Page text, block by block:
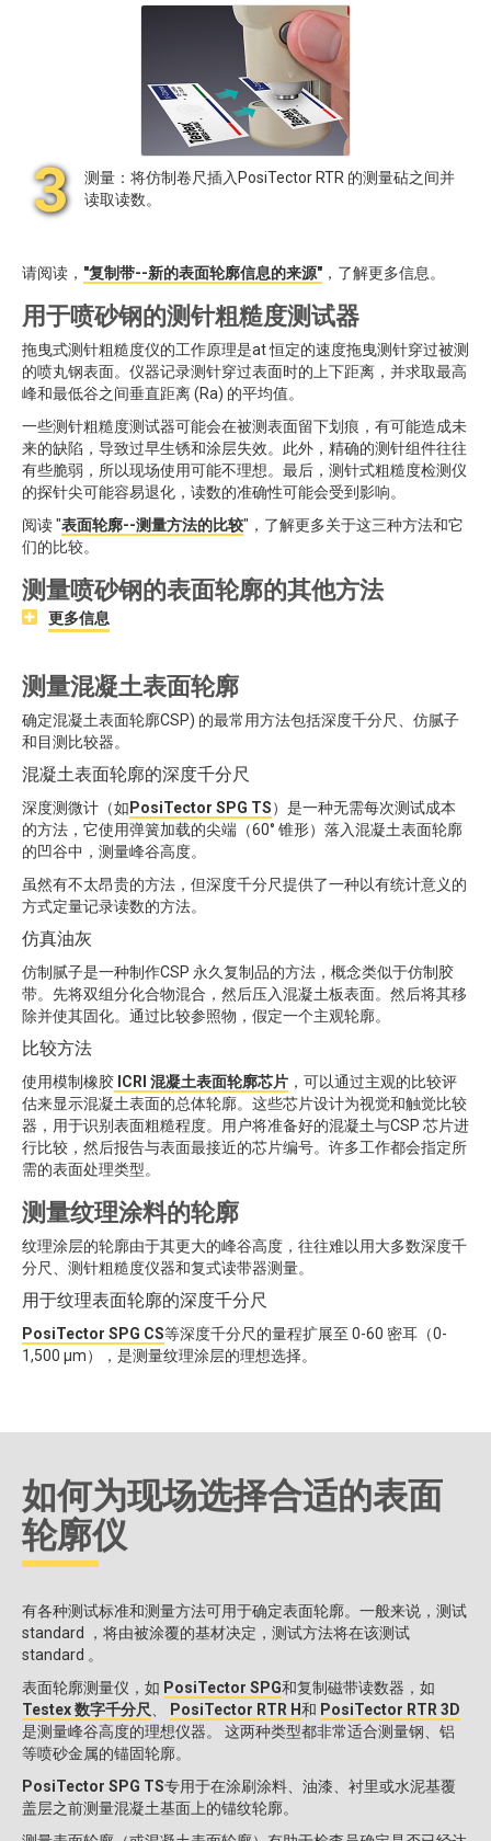
3
测量：将仿制卷尺插入PosiTector RTR 的测量砧之间并
读取读数。
请阅读， "复制带--新的表面轮廓信息的来源" ，了解更多信息。
用于喷砂钢的测针粗糙度测试器
拖曳式测针粗糙度仪的工作原理是at 恒定的速度拖曳测针穿过被测
的喷丸钢表面。仪器记录测针穿过表面时的上下距离，并求取最高
峰和最低谷之间垂直距离 (Ra) 的平均值。
一些测针粗糙度测试器可能会在被测表面留下划痕，有可能造成未
来的缺陷，导致过早生锈和涂层失效。此外，精确的测针组件往往
有些脆弱，所以现场使用可能不理想。最后，测针式粗糙度检测仪
的探针尖可能容易退化，读数的准确性可能会受到影响。
阅读 "表面轮廓--测量方法的比较"，了解更多关于这三种方法和它
们的比较。
测量喷砂钢的表面轮廓的其他方法
更多信息
测量混凝土表面轮廓
确定混凝土表面轮廓CSP) 的最常用方法包括深度千分尺、仿腻子
和目测比较器。
混凝土表面轮廓的深度千分尺
深度测微计（如 PosiTector SPG TS）是一种无需每次测试成本
的方法，它使用弹簧加载的尖端（60° 锥形）落入混凝土表面轮廓
的凹谷中，测量峰谷高度。
虽然有不太昂贵的方法，但深度千分尺提供了一种以有统计意义的
方式定量记录读数的方法。
仿真油灰
仿制腻子是一种制作CSP 永久复制品的方法，概念类似于仿制胶
带。先将双组分化合物混合，然后压入混凝土板表面。然后将其移
除并使其固化。通过比较参照物，假定一个主观轮廓。
比较方法
使用模制橡胶 ICRI 混凝土表面轮廓芯片 ，可以通过主观的比较评
估来显示混凝土表面的总体轮廓。这些芯片设计为视觉和触觉比较
器，用于识别表面粗糙程度。用户将准备好的混凝土与CSP 芯片进
行比较，然后报告与表面最接近的芯片编号。许多工作都会指定所
需的表面处理类型。
测量纹理涂料的轮廓
纹理涂层的轮廓由于其更大的峰谷高度，往往难以用大多数深度千
分尺、测针粗糙度仪器和复式读带器测量。
用于纹理表面轮廓的深度千分尺
PosiTector SPG CS等深度千分尺的量程扩展至 0-60 密耳（0-
1,500 μm），是测量纹理涂层的理想选择。
如何为现场选择合适的表面
轮廓仪
有各种测试标准和测量方法可用于确定表面轮廓。一般来说，测试
standard ，将由被涂覆的基材决定，测试方法将在该测试
standard 。
表面轮廓测量仪，如 PosiTector SPG和复制磁带读数器，如
Testex 数字千分尺
PosiTector RTR H和 PosiTector RTR 3D
是测量峰谷高度的理想仪器。 这两种类型都非常适合测量钢、铝
等喷砂金属的锚固轮廓。
PosiTector SPG TS专用于在涂刷涂料、油漆、衬里或水泥基覆
盖层之前测量混凝土基面上的锚纹轮廓。